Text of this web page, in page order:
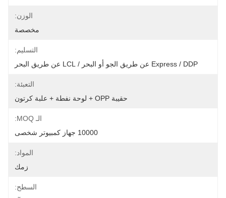
الوزن:
مخصصة
التسليم:
Express / DDP عن طريق الجو أو البحر / LCL عن طريق البحر
التعبئة:
حقيبة OPP + لوحة نفطة + علبة كرتون
الـ MOQ:
10000 جهاز كمبيوتر شخصى
المواد:
زمك
السطح: